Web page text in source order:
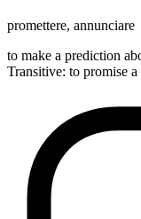
promettere, annunciare
to make a prediction
Transitive: to promise a